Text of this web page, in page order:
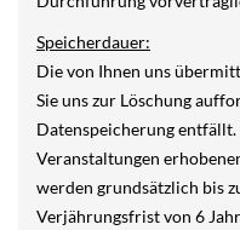
Speicherdauer:
Die von Ihnen uns
Sie uns zur Löschung
Datenspeicherung
Veranstaltungen
werden grundsätzlich bis
Verjährungsfrist von 6